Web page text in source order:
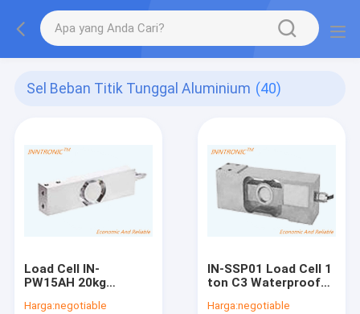
Sel Beban Titik Tunggal Aluminium (40)
Load Cell IN-
PW15AH 20kg
IP68,IP69 Sensor
Harga:negotiable
IN-SSP01 Load Cell 1
ton C3 Waterproof
Sensor kekuatan
Harga:negotiable